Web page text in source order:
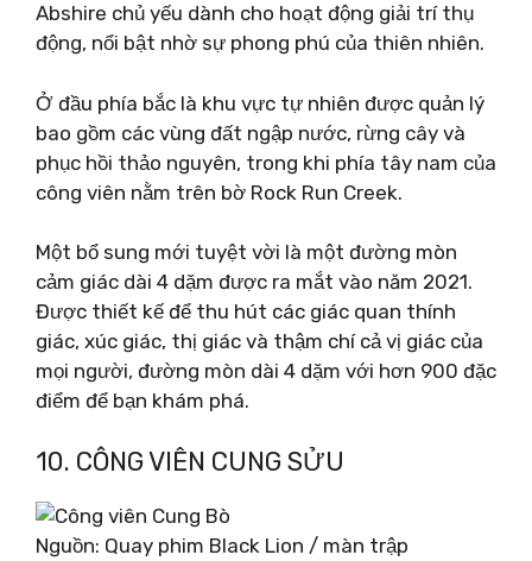
Abshire chủ yếu dành cho hoạt động giải trí thụ
động, nổi bật nhờ sự phong phú của thiên nhiên.
Ở đầu phía bắc là khu vực tự nhiên được quản lý
bao gồm các vùng đất ngập nước, rừng cây và
phục hồi thảo nguyên, trong khi phía tây nam của
công viên nằm trên bờ Rock Run Creek.
Một bổ sung mới tuyệt vời là một đường mòn
cảm giác dài 4 dặm được ra mắt vào năm 2021.
Được thiết kế để thu hút các giác quan thính
giác, xúc giác, thị giác và thậm chí cả vị giác của
mọi người, đường mòn dài 4 dặm với hơn 900 đặc
điểm để bạn khám phá.
10. CÔNG VIÊN CUNG SỬU
Nguồn: Quay phim Black Lion / màn trập